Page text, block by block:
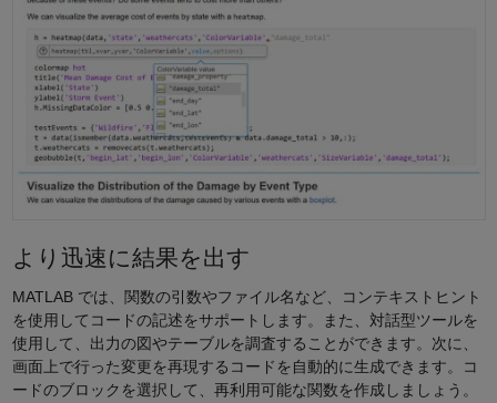
より迅速に結果を出す
MATLAB では、関数の引数やファイル名など、コンテキストヒント
を使用してコードの記述をサポートします。また、対話型ツールを
使用して、出力の図やテーブルを調査することができます。次に、
画面上で行った変更を再現するコードを自動的に生成できます。コ
ードのブロックを選択して、再利用可能な関数を作成しましょう。